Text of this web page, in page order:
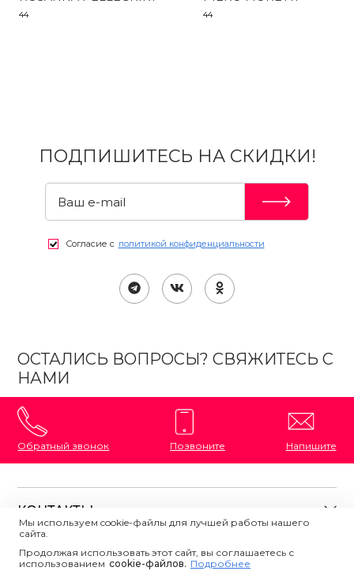
44 44
ПОДПИШИТЕСЬ НА СКИДКИ!
Согласие с политикой конфиденциальности
ОСТАЛИСЬ ВОПРОСЫ? СВЯЖИТЕСЬ С
НАМИ
Обратный звонок Позвоните Напишите
КОНТАКТЫ
8 (800) 333-87-72
Напишите нам
ПОЛЕЗНАЯ ИНФОРМАЦИЯ
Мы используем cookie-файлы для лучшей работы нашего
сайта.
Продолжая использовать этот сайт, вы соглашаетесь с
использованием сookie-файлов. Подробнее